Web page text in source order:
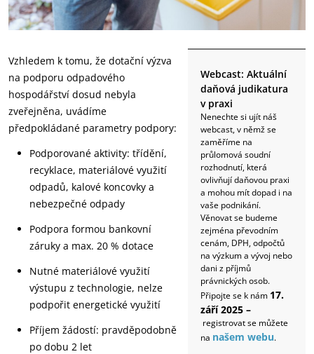
Webcast: Aktuální
daňová judikatura
v praxi
Nenechte si ujít náš
webcast, v němž se
zaměříme na
průlomová soudní
rozhodnutí, která
ovlivňují daňovou praxi
a mohou mít dopad i na
vaše podnikání.
Věnovat se budeme
zejména převodním
cenám, DPH, odpočtů
na výzkum a vývoj nebo
dani z příjmů
právnických osob.
Připojte se k nám 17.
září 2025 –
registrovat se můžete
na našem webu.
Vzhledem k tomu, že dotační výzva
na podporu odpadového
hospodářství dosud nebyla
zveřejněna, uvádíme
předpokládané parametry podpory:
Podporované aktivity: třídění,
recyklace, materiálové využití
odpadů, kalové koncovky a
nebezpečné odpady
Podpora formou bankovní
záruky a max. 20 % dotace
Nutné materiálové využití
výstupu z technologie, nelze
podpořit energetické využití
Příjem žádostí: pravděpodobně
po dobu 2 let